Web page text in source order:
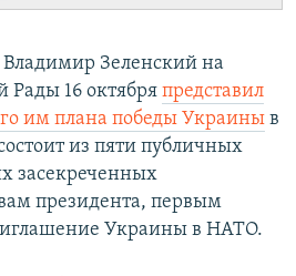
Зеленский на
Рады 16 октября представил
им плана победы Украины в
из пяти публичных
засекреченных
президента, первым
Украины в НАТО.